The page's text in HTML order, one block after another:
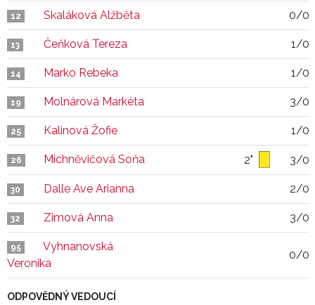
12 Skaláková Alžběta 0/0
13 Čeňková Tereza 1/0
14 Marko Rebeka 1/0
19 Molnárová Markéta 3/0
25 Kalinová Žofie 1/0
26 Michněvičová Soňa 2" 3/0
30 Dalle Ave Arianna 2/0
32 Zimová Anna 3/0
95
Vyhnanovská
Veronika
0/0
ODPOVĚDNÝ VEDOUCÍ